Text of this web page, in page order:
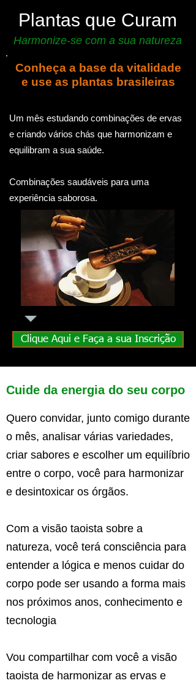
Plantas que Curam
Harmonize-se com a sua natureza
Conheça a base da vitalidade
e use as plantas brasileiras
Um mês estudando combinações de ervas
e criando vários chás que harmonizam e
equilibram a sua saúde.
Combinações saudáveis ​​para uma
experiência saborosa.
Clique Aqui e Faça a sua Inscrição
Cuide da energia do seu corpo
Quero convidar, junto comigo durante
o mês, analisar várias variedades,
criar sabores e escolher um equilíbrio
entre o corpo, você para harmonizar
e desintoxicar os órgãos.
Com a visão taoista sobre a
natureza, você terá consciência para
entender a lógica e menos cuidar do
corpo pode ser usando a forma mais
nos próximos anos, conhecimento e
tecnologia
Vou compartilhar com você a visão
taoista de harmonizar as ervas e